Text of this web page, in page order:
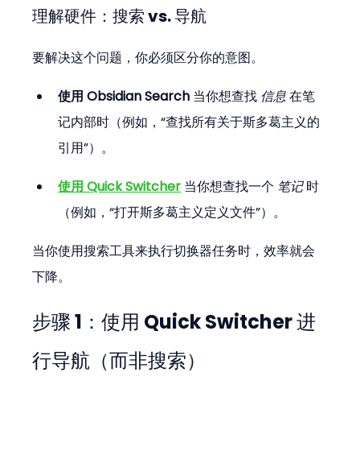
理解硬件：搜索 vs. 导航
要解决这个问题，你必须区分你的意图。
使用 Obsidian Search 当你想查找 信息 在笔
记内部时（例如，“查找所有关于斯多葛主义的
引用”）。
使用 Quick Switcher 当你想查找一个 笔记 时
（例如，“打开斯多葛主义定义文件”）。
当你使用搜索工具来执行切换器任务时，效率就会
下降。
步骤 1：使用 Quick Switcher 进
行导航（而非搜索）